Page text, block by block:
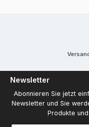
Newsletter
Abonnieren Sie jetzt
Newsletter und Sie
Produkte